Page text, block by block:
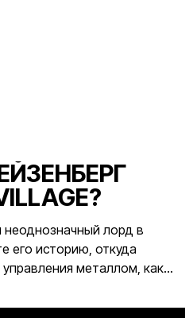
лорд в
его историю, откуда
металлом, как
его в бою.